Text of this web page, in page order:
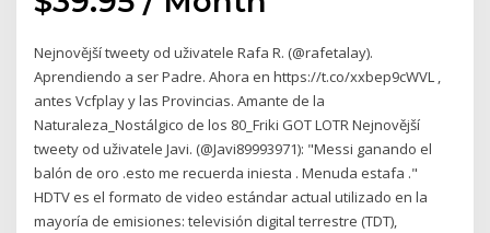
Nejnovější tweety od uživatele Rafa R. (@rafetalay).
Aprendiendo a ser Padre. Ahora en https://t.co/xxbep9cWVL ,
antes Vcfplay y las Provincias. Amante de la
Naturaleza_Nostálgico de los 80_Friki GOT LOTR Nejnovější
tweety od uživatele Javi. (@Javi89993971): "Messi ganando el
balón de oro .esto me recuerda iniesta . Menuda estafa ."
HDTV es el formato de video estándar actual utilizado en la
mayoría de emisiones: televisión digital terrestre (TDT),